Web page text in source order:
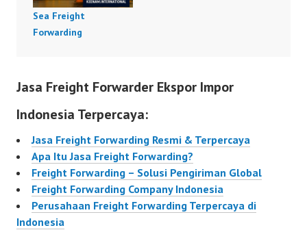
Sea Freight
Forwarding
Jasa Freight Forwarder Ekspor Impor
Indonesia Terpercaya:
Jasa Freight Forwarding Resmi & Terpercaya
Apa Itu Jasa Freight Forwarding?
Freight Forwarding – Solusi Pengiriman Global
Freight Forwarding Company Indonesia
Perusahaan Freight Forwarding Terpercaya di
Indonesia